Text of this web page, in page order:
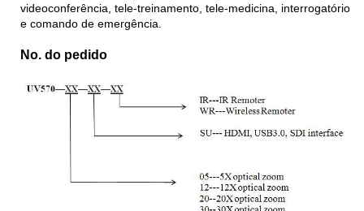
videoconferência, tele-treinamento, tele-medicina, interrogatório
e comando de emergência.
No. do pedido